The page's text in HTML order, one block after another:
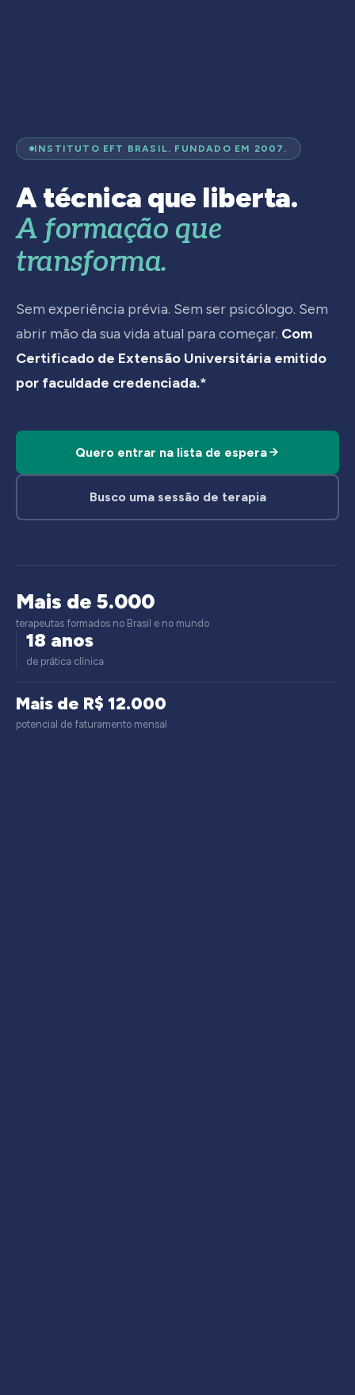
INSTITUTO EFT BRASIL. FUNDADO EM 2007.
A técnica que liberta.
A formação que
transforma.
Sem experiência prévia. Sem ser psicólogo. Sem
abrir mão da sua vida atual para começar. Com
Certificado de Extensão Universitária emitido
por faculdade credenciada.*
Quero entrar na lista de espera
Busco uma sessão de terapia
Mais de 5.000
terapeutas formados no Brasil e no mundo
18 anos
de prática clínica
Mais de R$ 12.000
potencial de faturamento mensal